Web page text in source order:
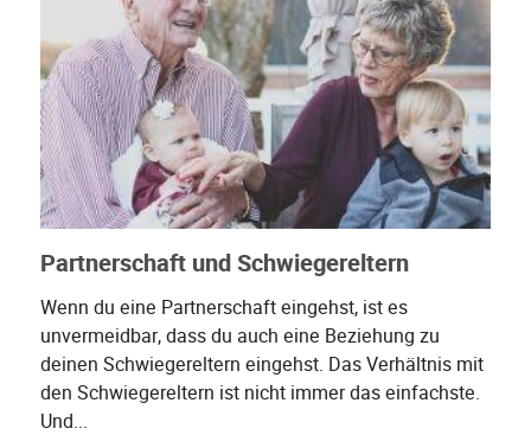
Partnerschaft und Schwiegereltern
Wenn du eine Partnerschaft eingehst, ist es
unvermeidbar, dass du auch eine Beziehung zu
deinen Schwiegereltern eingehst. Das Verhältnis mit
den Schwiegereltern ist nicht immer das einfachste.
Und...